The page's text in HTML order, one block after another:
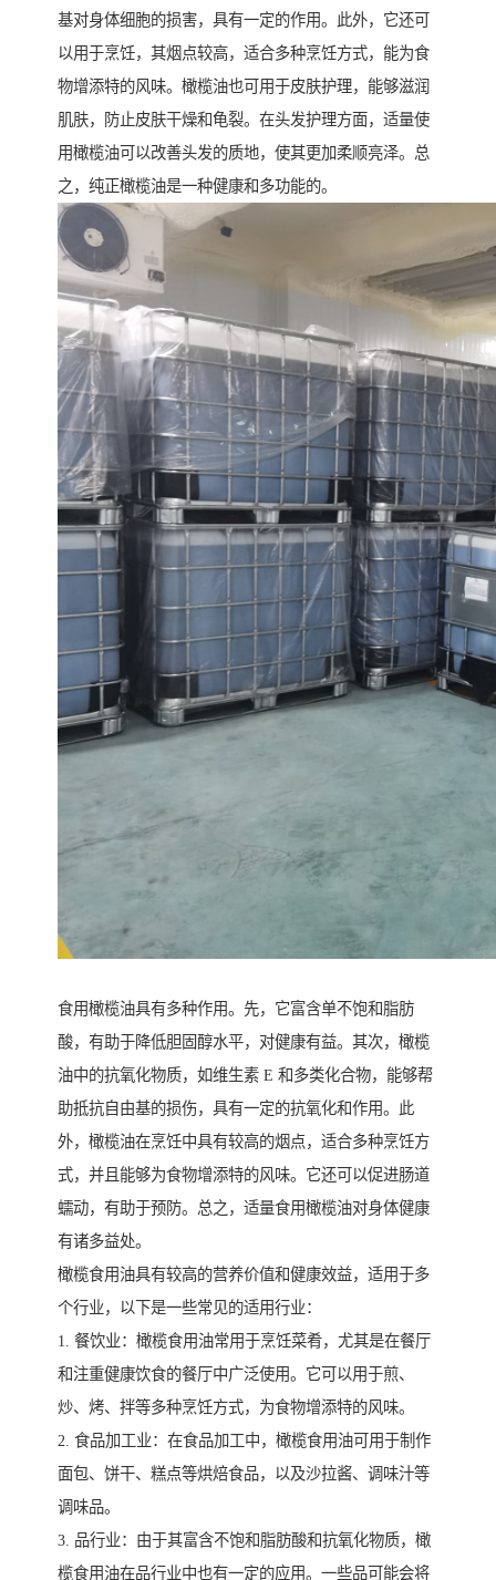
基对身体细胞的损害，具有一定的作用。此外，它还可
以用于烹饪，其烟点较高，适合多种烹饪方式，能为食
物增添特的风味。橄榄油也可用于皮肤护理，能够滋润
肌肤，防止皮肤干燥和龟裂。在头发护理方面，适量使
用橄榄油可以改善头发的质地，使其更加柔顺亮泽。总
之，纯正橄榄油是一种健康和多功能的。
食用橄榄油具有多种作用。先，它富含单不饱和脂肪
酸，有助于降低胆固醇水平，对健康有益。其次，橄榄
油中的抗氧化物质，如维生素 E 和多类化合物，能够帮
助抵抗自由基的损伤，具有一定的抗氧化和作用。此
外，橄榄油在烹饪中具有较高的烟点，适合多种烹饪方
式，并且能够为食物增添特的风味。它还可以促进肠道
蠕动，有助于预防。总之，适量食用橄榄油对身体健康
有诸多益处。
橄榄食用油具有较高的营养价值和健康效益，适用于多
个行业，以下是一些常见的适用行业：
1. 餐饮业：橄榄食用油常用于烹饪菜肴，尤其是在餐厅
和注重健康饮食的餐厅中广泛使用。它可以用于煎、
炒、烤、拌等多种烹饪方式，为食物增添特的风味。
2. 食品加工业：在食品加工中，橄榄食用油可用于制作
面包、饼干、糕点等烘焙食品，以及沙拉酱、调味汁等
调味品。
3. 品行业：由于其富含不饱和脂肪酸和抗氧化物质，橄
榄食用油在品行业中也有一定的应用。一些品可能会将